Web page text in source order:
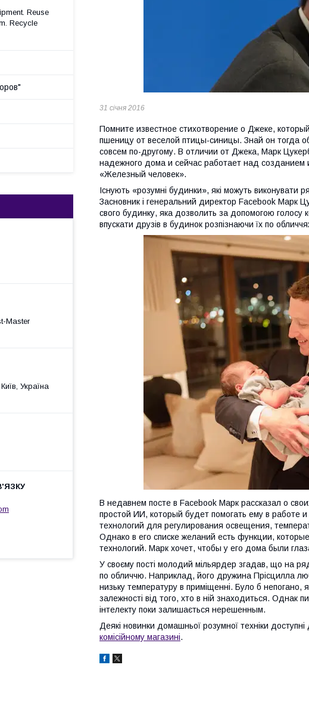
31 січня 2016
Помните известное стихотворение о Джеке,
пшеницу от веселой птицы-синицы. Знай он тогда
совсем по-другому. В отличии от Джека, Марк
надежного дома и сейчас работает над созданием
«Железный человек».
Існують «розумні будинки», які можуть
Засновник і генеральний директор Facebook Марк
свого будинку, яка дозволить за допомогою
впускати друзів в будинок розпізнаючи їх по
В недавнем посте в Facebook Марк рассказал о
простой ИИ, который будет помогать ему в работе
технологий для регулирования освещения,
Однако в его списке желаний есть функции,
технологий. Марк хочет, чтобы у его дома были
У своєму пості молодий мільярдер згадав, що на
по обличчю. Наприклад, його дружина Прісцилла
низьку температуру в приміщенні. Було б непогано,
залежності від того, хто в ній знаходиться. Однак
інтелекту поки залишається нерешенным.
Деякі новинки домашньої розумної техніки доступні
комісійному магазині.
Reuse
Recycle
Master
Україна